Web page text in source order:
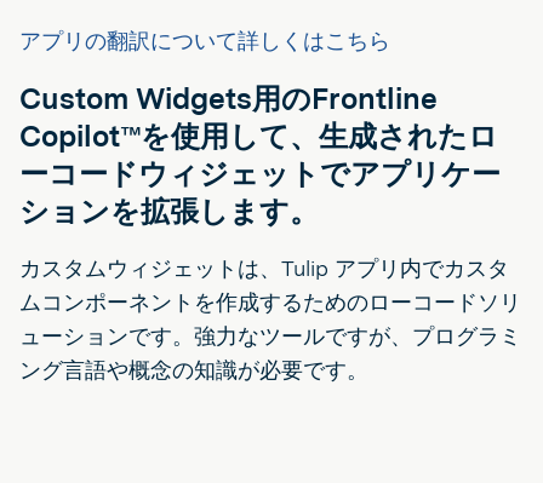
アプリの翻訳について詳しくはこちら
Custom Widgets用のFrontline
Copilot™を使用して、生成されたロ
ーコードウィジェットでアプリケー
ションを拡張します。
カスタムウィジェットは、Tulip アプリ内でカスタ
ムコンポーネントを作成するためのローコードソリ
ューションです。強力なツールですが、プログラミ
ング言語や概念の知識が必要です。